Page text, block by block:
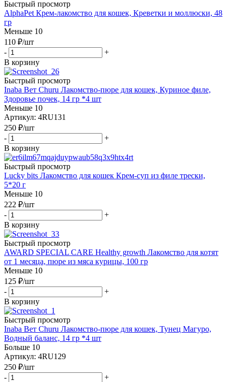
Быстрый просмотр
AlphaPet Крем-лакомство для кошек, Креветки и моллюски, 48
гр
Меньше 10
110 ₽/шт
-
+
В корзину
Быстрый просмотр
Inaba Вет Churu Лакомство-пюре для кошек, Куриное филе,
Здоровье почек, 14 гр *4 шт
Меньше 10
Артикул: 4RU131
250 ₽/шт
-
+
В корзину
Быстрый просмотр
Lucky bits Лакомство для кошек Крем-суп из филе трески,
5*20 г
Меньше 10
222 ₽/шт
-
+
В корзину
Быстрый просмотр
AWARD SPECIAL CARE Healthy growth Лакомство для котят
от 1 месяца, пюре из мяса курицы, 100 гр
Меньше 10
125 ₽/шт
-
+
В корзину
Быстрый просмотр
Inaba Вет Churu Лакомство-пюре для кошек, Тунец Магуро,
Водный баланс, 14 гр *4 шт
Больше 10
Артикул: 4RU129
250 ₽/шт
-
+